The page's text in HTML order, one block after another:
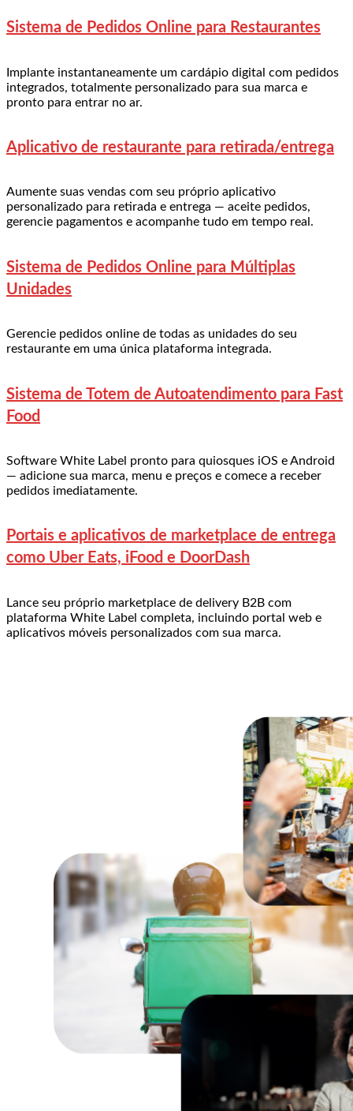
Sistema de Pedidos Online para Restaurantes
Implante instantaneamente um cardápio digital com pedidos
integrados, totalmente personalizado para sua marca e
pronto para entrar no ar.
Aplicativo de restaurante para retirada/entrega
Aumente suas vendas com seu próprio aplicativo
personalizado para retirada e entrega — aceite pedidos,
gerencie pagamentos e acompanhe tudo em tempo real.
Sistema de Pedidos Online para Múltiplas
Unidades
Gerencie pedidos online de todas as unidades do seu
restaurante em uma única plataforma integrada.
Sistema de Totem de Autoatendimento para Fast
Food
Software White Label pronto para quiosques iOS e Android
— adicione sua marca, menu e preços e comece a receber
pedidos imediatamente.
Portais e aplicativos de marketplace de entrega
como Uber Eats, iFood e DoorDash
Lance seu próprio marketplace de delivery B2B com
plataforma White Label completa, incluindo portal web e
aplicativos móveis personalizados com sua marca.